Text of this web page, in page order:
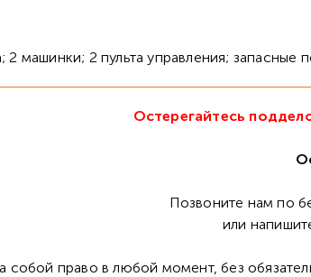
2 машинки; 2 пульта управления;
Остерегайтесь
Позвоните нам по
или
собой право в любой момент, без